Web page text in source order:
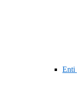
Enti